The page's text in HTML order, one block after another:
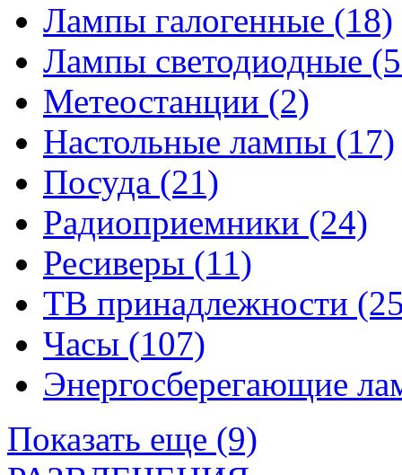
Лампы галогенные (18)
Лампы светодиодные
Метеостанции (2)
Настольные лампы (17)
Посуда (21)
Радиоприемники (24)
Ресиверы (11)
ТВ принадлежности
Часы (107)
Энергосберегающие
Показать еще (9)